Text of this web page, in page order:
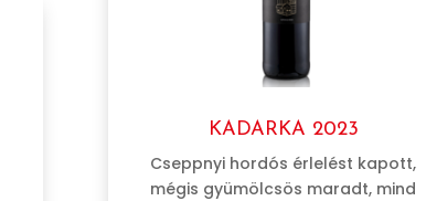
KADARKA 2023
Cseppnyi hordós érlelést kapott,
mégis gyümölcsös maradt, mind